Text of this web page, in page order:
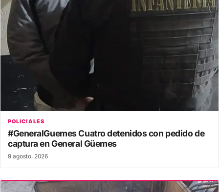
POLICIALES
#GeneralGuemes Cuatro detenidos con pedido de
captura en General Güemes
9 agosto, 2026